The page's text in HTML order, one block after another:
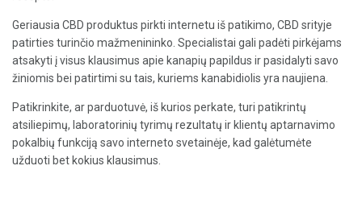
Geriausia CBD produktus pirkti internetu iš patikimo, CBD srityje
patirties turinčio mažmenininko. Specialistai gali padėti pirkėjams
atsakyti į visus klausimus apie kanapių papildus ir pasidalyti savo
žiniomis bei patirtimi su tais, kuriems kanabidiolis yra naujiena.
Patikrinkite, ar parduotuvė, iš kurios perkate, turi patikrintų
atsiliepimų, laboratorinių tyrimų rezultatų ir klientų aptarnavimo
pokalbių funkciją savo interneto svetainėje, kad galėtumėte
užduoti bet kokius klausimus.